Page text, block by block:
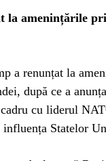
la amenințările
a renunțat la
după ce a
cu liderul
influența Statelor